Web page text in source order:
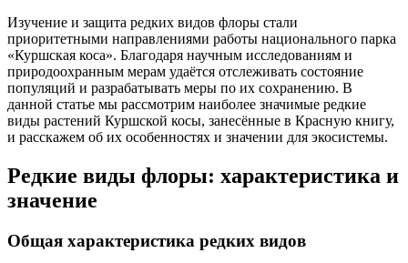
Изучение и защита редких видов флоры стали
приоритетными направлениями работы национального парка
«Куршская коса». Благодаря научным исследованиям и
природоохранным мерам удаётся отслеживать состояние
популяций и разрабатывать меры по их сохранению. В
данной статье мы рассмотрим наиболее значимые редкие
виды растений Куршской косы, занесённые в Красную книгу,
и расскажем об их особенностях и значении для экосистемы.
Редкие виды флоры: характеристика и
значение
Общая характеристика редких видов